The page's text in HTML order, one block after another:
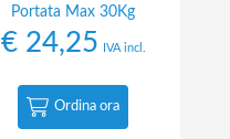
Portata Max 30Kg
€24,25 IVA incl.
Ordina ora